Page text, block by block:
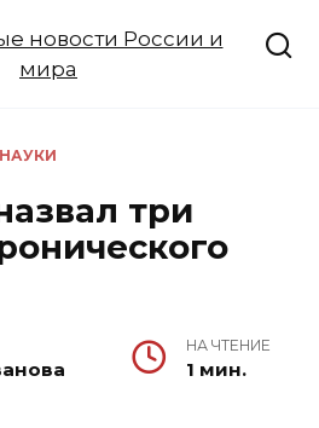
три
НА ЧТЕНИЕ
1 мин.